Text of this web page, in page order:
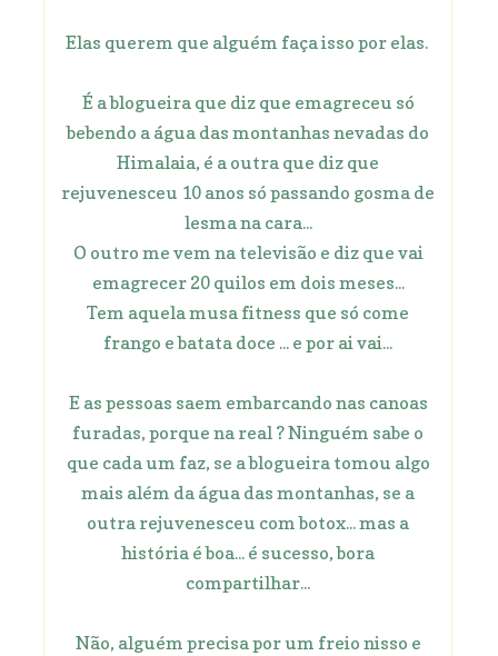
Elas querem que alguém faça isso por elas.
É a blogueira que diz que emagreceu só
bebendo a água das montanhas nevadas do
Himalaia, é a outra que diz que
rejuvenesceu 10 anos só passando gosma de
lesma na cara...
O outro me vem na televisão e diz que vai
emagrecer 20 quilos em dois meses...
Tem aquela musa fitness que só come
frango e batata doce ... e por ai vai...
E as pessoas saem embarcando nas canoas
furadas, porque na real ? Ninguém sabe o
que cada um faz, se a blogueira tomou algo
mais além da água das montanhas, se a
outra rejuvenesceu com botox... mas a
história é boa... é sucesso, bora
compartilhar...
Não, alguém precisa por um freio nisso e